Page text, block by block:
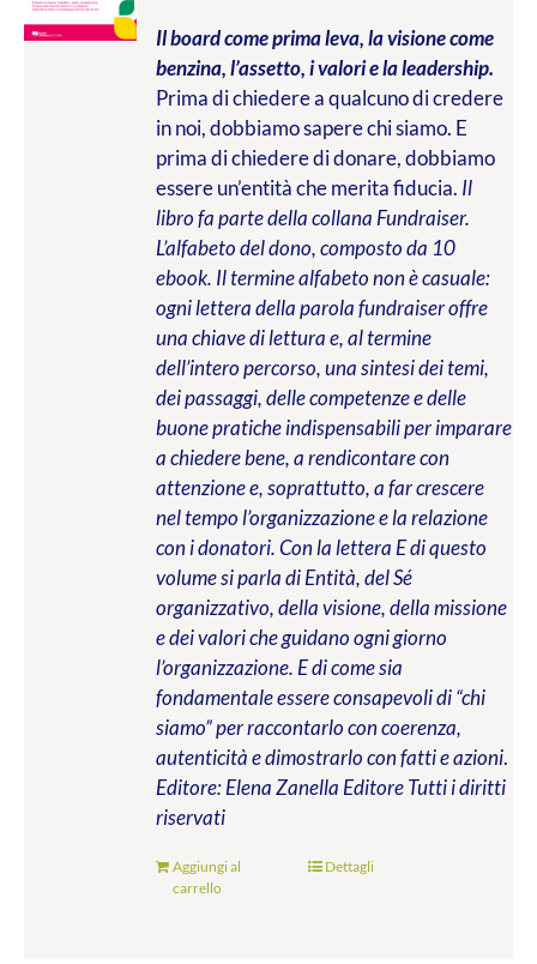
Il board come prima leva, la visione come
benzina, l’assetto, i valori e la leadership.
Prima di chiedere a qualcuno di credere
in noi, dobbiamo sapere chi siamo. E
prima di chiedere di donare, dobbiamo
essere un’entità che merita fiducia. Il
libro fa parte della collana Fundraiser.
L’alfabeto del dono, composto da 10
ebook. Il termine alfabeto non è casuale:
ogni lettera della parola fundraiser offre
una chiave di lettura e, al termine
dell’intero percorso, una sintesi dei temi,
dei passaggi, delle competenze e delle
buone pratiche indispensabili per imparare
a chiedere bene, a rendicontare con
attenzione e, soprattutto, a far crescere
nel tempo l’organizzazione e la relazione
con i donatori. Con la lettera E di questo
volume si parla di Entità, del Sé
organizzativo, della visione, della missione
e dei valori che guidano ogni giorno
l’organizzazione. E di come sia
fondamentale essere consapevoli di “chi
siamo” per raccontarlo con coerenza,
autenticità e dimostrarlo con fatti e azioni.
Editore: Elena Zanella EditoreTutti i diritti
riservati
Aggiungi al
carrello
Dettagli